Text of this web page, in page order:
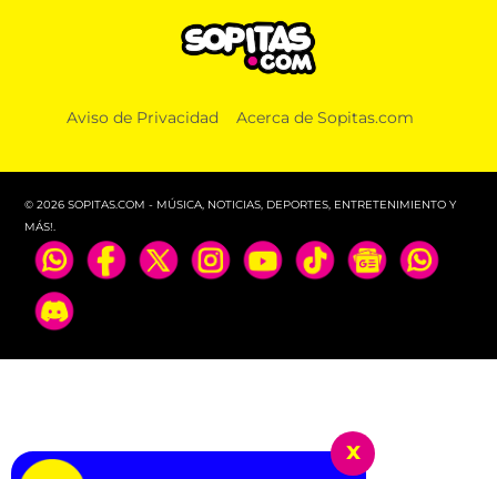
Aviso de Privacidad Acerca de Sopitas.com
© 2026 SOPITAS.COM - MÚSICA, NOTICIAS, DEPORTES, ENTRETENIMIENTO Y
MÁS!.
x